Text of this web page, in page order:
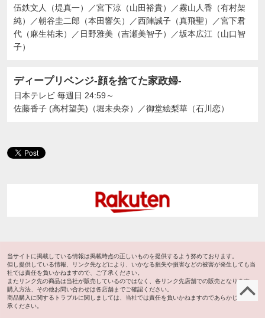
伍鉄文人（堤真一）
／宮下涼（山田裕貴） ／霧山人香（有村架
純）
／朝谷圭二郎（本田響矢） ／西陣誠子（真飛聖） ／宮下君
代（麻生祐未）
／ 日野雅美（吉瀬美智子） ／坂本広江（山口智
子）
ディープリベンジ-顔を捨てた家政婦-
日本テレビ 毎週日 24:59～
佐藤香子 (高村望美)（堀未央奈）
／御堂絵梨華（石川恋）
当サイトに掲載している情報は掲載時点の正しいものを提供するよう努めております。
但し提供している情報、リンク先などにより、いかなる損失や損害などの被害が発生しても当
社では責任を負いかねますので、ご了承ください。
またリンク先の商品は当社が販売しているのではなく、各リンク先店舗での販売となります。
購入方法、その他お問い合わせは各店舗までご確認ください。
商品購入に関するトラブルに関しましては、当社では責任を負いかねますのであらかじめご了
承ください。